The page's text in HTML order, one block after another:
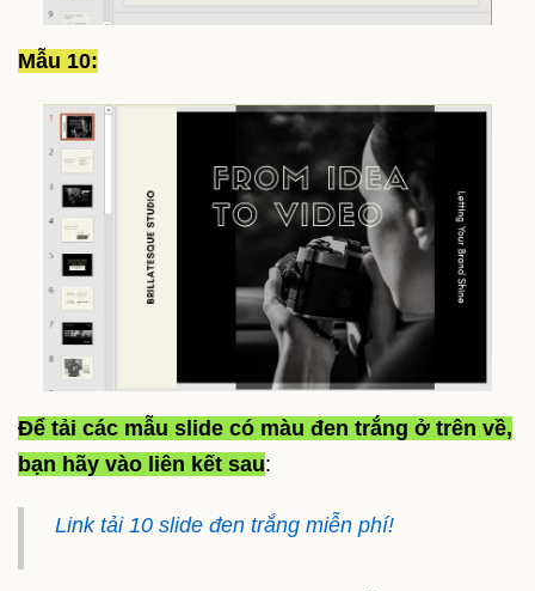
Mẫu 10:
Để tải các mẫu slide có màu đen trắng ở trên về,
bạn hãy vào liên kết sau:
Link tải 10 slide đen trắng miễn phí!